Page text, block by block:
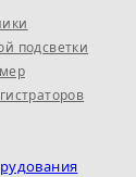
подсветки